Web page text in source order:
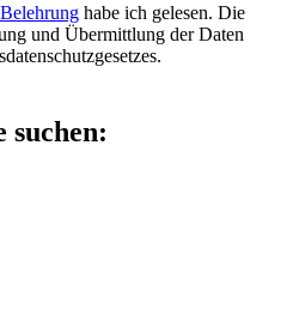
habe ich gelesen. Die
und Übermittlung der Daten
suchen: